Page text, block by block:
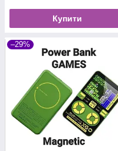
Купити
–29%